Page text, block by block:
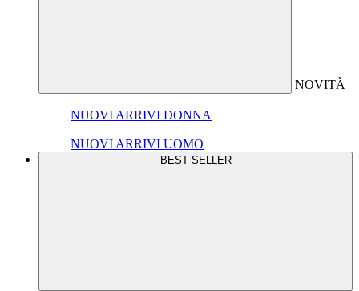
NOVITÀ
NUOVI ARRIVI DONNA
NUOVI ARRIVI UOMO
BEST SELLER